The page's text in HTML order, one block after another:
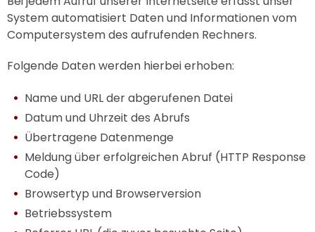
System automatisiert Daten und Informationen vom
Computersystem des aufrufenden Rechners.
Folgende Daten werden hierbei erhoben:
Name und URL der abgerufenen Datei
Datum und Uhrzeit des Abrufs
Übertragene Datenmenge
Meldung über erfolgreichen Abruf (HTTP Response
Code)
Browsertyp und Browserversion
Betriebssystem